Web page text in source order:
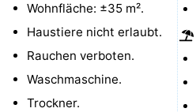
Parafliegen
-
und
Veranstaltungen
Wohnfläche: ±35 m².
Haustiere nicht erlaubt.
Rauchen verboten.
Waschmaschine.
Trockner.